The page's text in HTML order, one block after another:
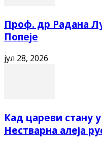
Проф. др Радана
Попеје
јул 28, 2026
Кад цареви стану
Нестварна алеја